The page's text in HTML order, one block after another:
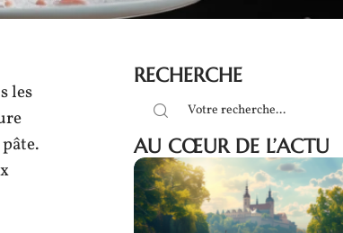
les
RECHERCHE
AU CŒUR DE L’ACTU